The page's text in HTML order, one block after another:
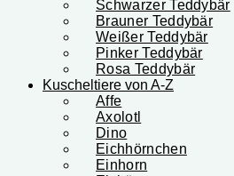
Schwarzer Teddybär
Brauner Teddybär
Weißer Teddybär
Pinker Teddybär
Rosa Teddybär
Kuscheltiere von A-Z
Affe
Axolotl
Dino
Eichhörnchen
Einhorn